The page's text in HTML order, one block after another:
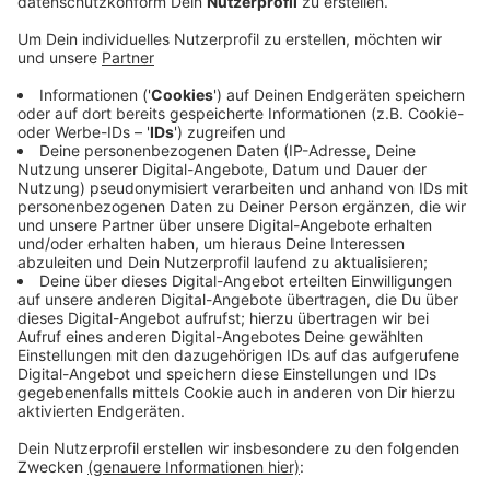
Anzeige
Der TuS 1887 Roland Bürrig bekommt eine neue
Heizung und ein neues Dach. Der Luftsportclub Bayer
Leverkusen kriegt Geld für eine digitale
Zugangssteuerung und der Tennisclub Rot-Weiß
Leverkusen kann mit dem Geld sein Clubhaus sanieren.
Der Neukirchener Turnverein kriegt den größten Anteil
des Geldes: der Verein will Toiletten und Duschen in
der Turnhalle barrierefrei umbauen.
Anzeige